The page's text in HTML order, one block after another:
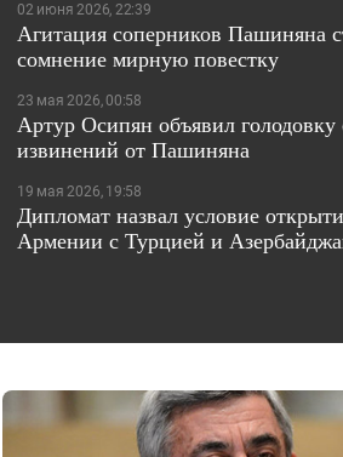
02 июня 2026, 22:39
Агитация соперников Пашиняна
сомнение мирную повестку
23 мая 2026, 00:58
Артур Осипян объявил голодовку
извинений от Пашиняна
19 мая 2026, 19:58
Дипломат назвал условие
Армении с Турцией и